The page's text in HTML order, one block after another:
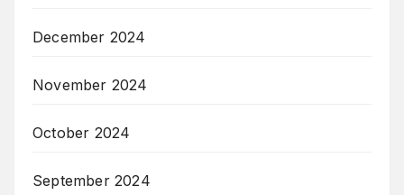
December 2024
November 2024
October 2024
September 2024